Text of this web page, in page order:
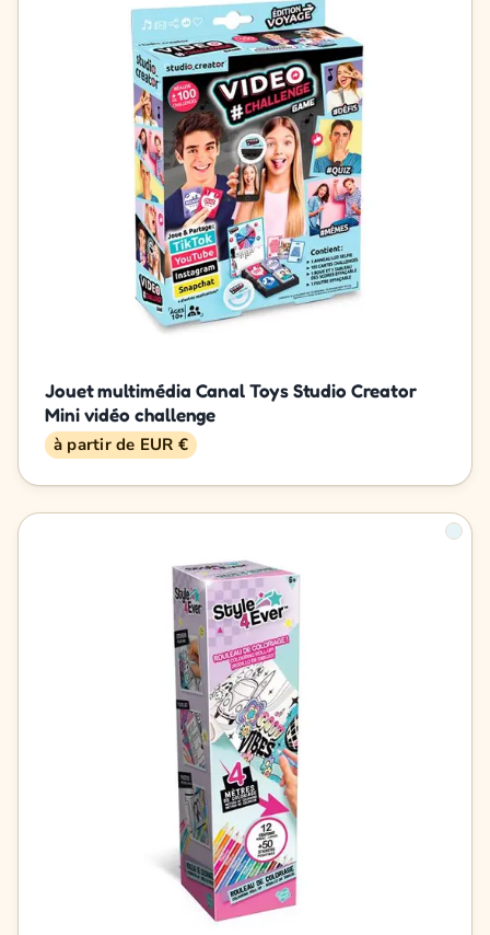
Jouet multimédia Canal Toys Studio Creator
Mini vidéo challenge
à partir de EUR €